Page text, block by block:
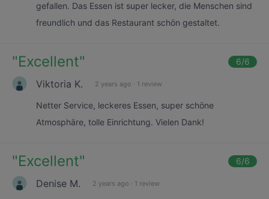
gefallen. Das Essen ist super lecker, die Menschen sind
freundlich und das Restaurant schön gestaltet.
"Excellent" 6/6
Viktoria K. 2 years ago · 1 review
Netter Service, leckeres Essen, super schöne
Atmosphäre, tolle Einrichtung. Vielen Dank!
"Excellent" 6/6
Denise M. 2 years ago · 1 review